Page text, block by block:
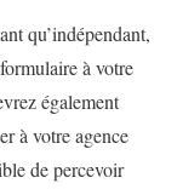
qu’indépendant,
à votre
également
à votre agence
de percevoir